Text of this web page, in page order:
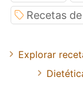
Recetas
Explorar